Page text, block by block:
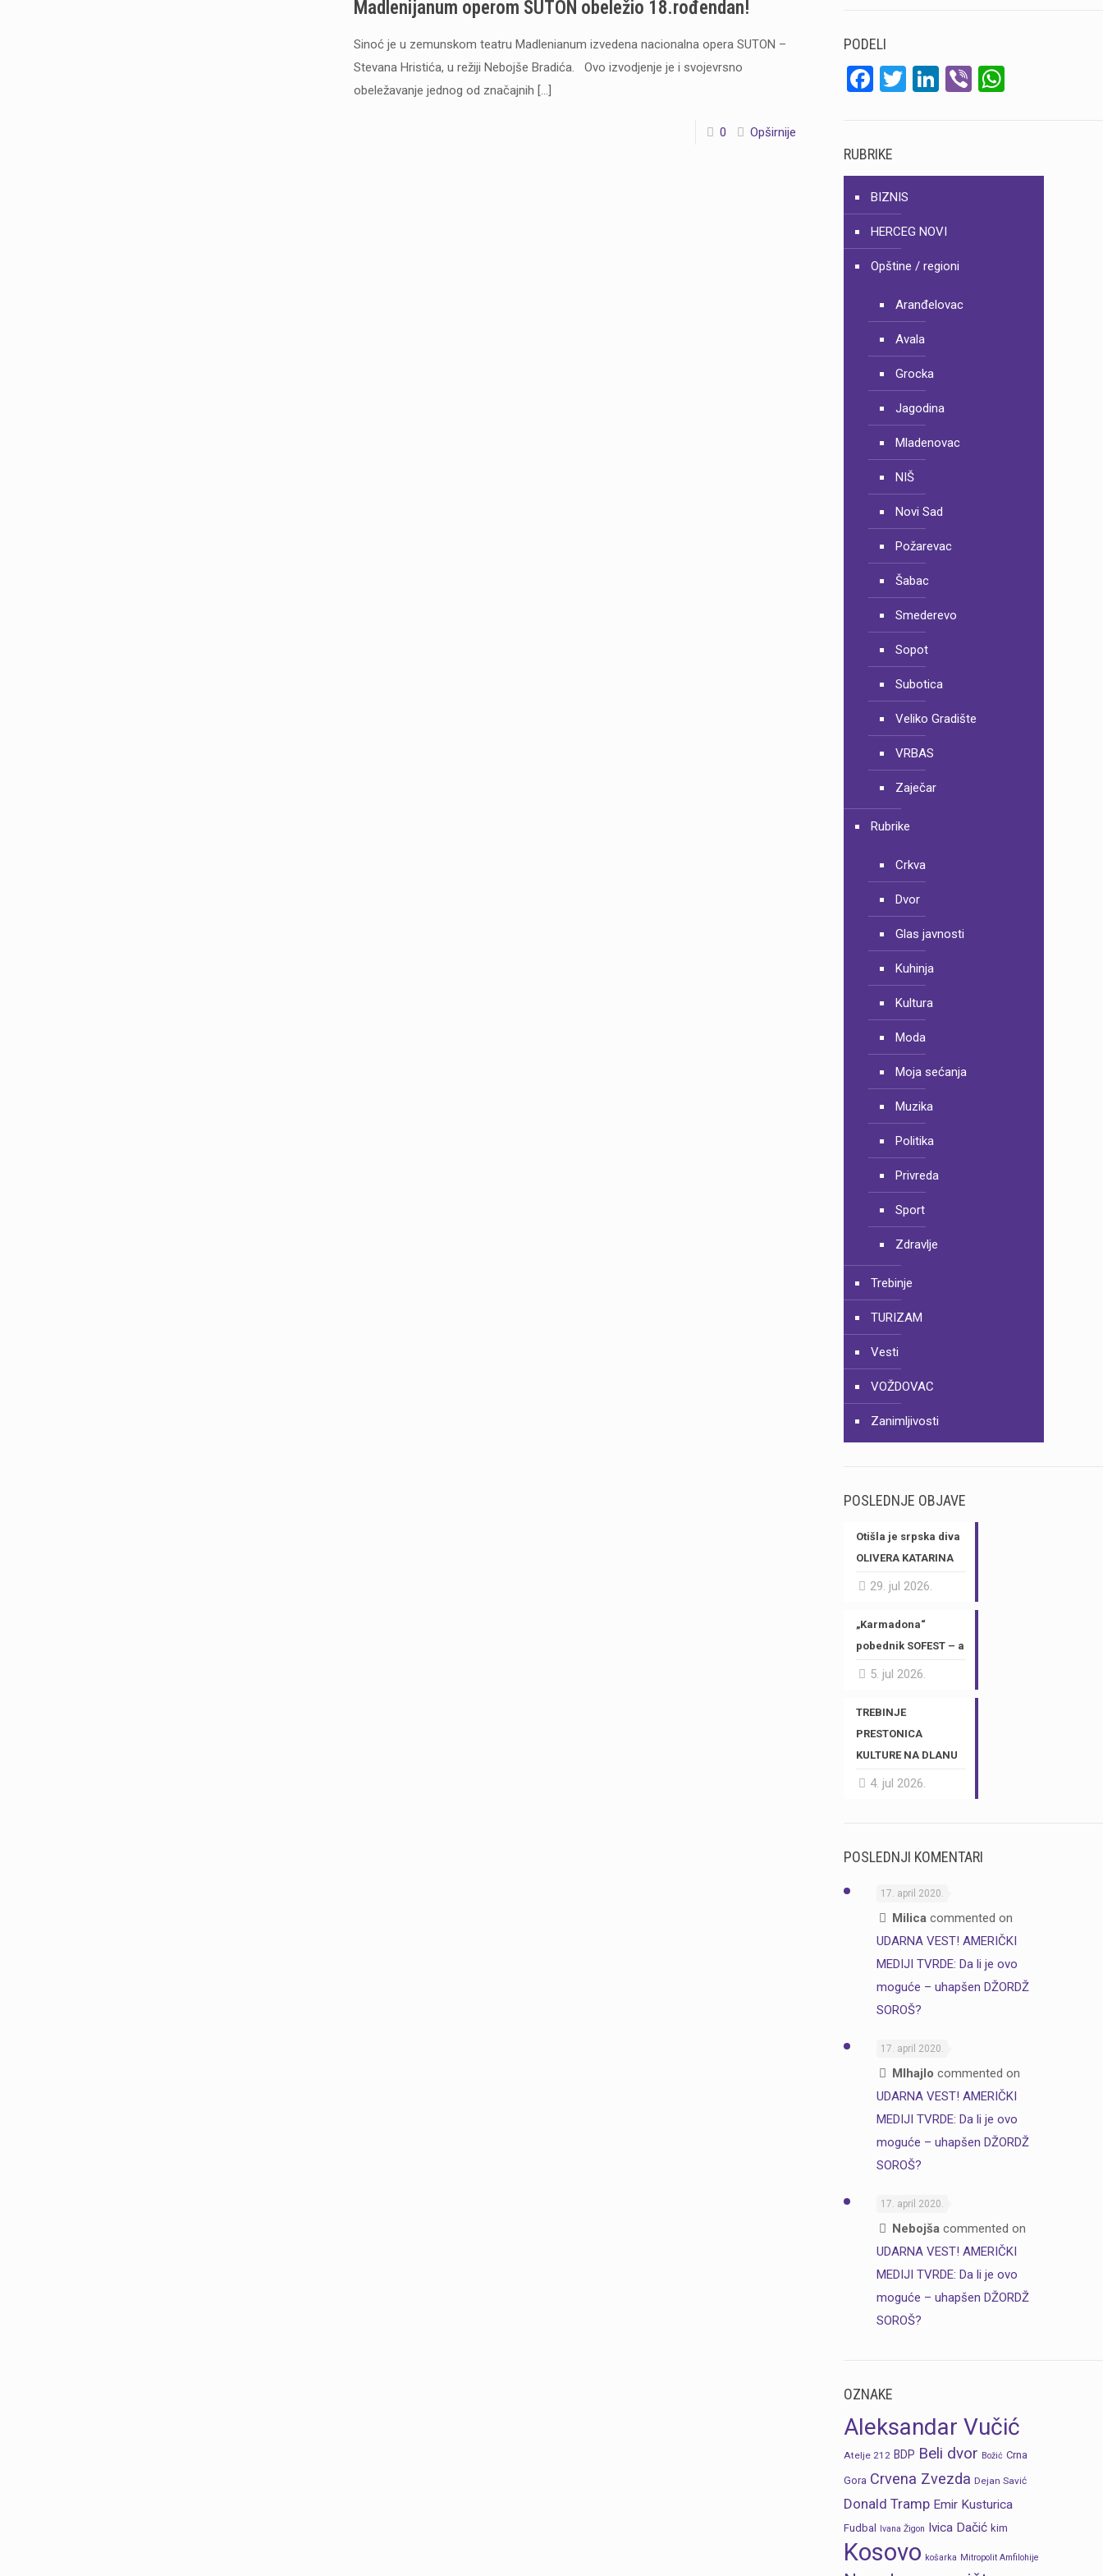
Madlenijanum operom SUTON obeležio 18.rođendan!
Sinoć je u zemunskom teatru Madlenianum izvedena nacionalna opera SUTON –
Stevana Hristića, u režiji Nebojše Bradića. Ovo izvodjenje je i svojevrsno
obeležavanje jednog od značajnih […]
0 Opširnije
PODELI
Facebook
Twitter
LinkedIn
Viber
RUBRIKE
BIZNIS
HERCEG NOVI
Opštine / regioni
Aranđelovac
Avala
Grocka
Jagodina
Mladenovac
NIŠ
Novi Sad
Požarevac
Šabac
Smederevo
Sopot
Subotica
Veliko Gradište
VRBAS
Zaječar
Rubrike
Crkva
Dvor
Glas javnosti
Kuhinja
Kultura
Moda
Moja sećanja
Muzika
Politika
Privreda
Sport
Zdravlje
Trebinje
TURIZAM
Vesti
VOŽDOVAC
Zanimljivosti
POSLEDNJE OBJAVE
Otišla je srpska diva
OLIVERA KATARINA
29. jul 2026.
„Karmadona“
pobednik SOFEST – a
5. jul 2026.
TREBINJE
PRESTONICA
KULTURE NA DLANU
4. jul 2026.
POSLEDNJI KOMENTARI
17. april 2020.
Milicacommented on
UDARNA VEST! AMERIČKI
MEDIJI TVRDE: Da li je ovo
moguće – uhapšen DŽORDŽ
SOROŠ?
17. april 2020.
MIhajlo commented on
UDARNA VEST! AMERIČKI
MEDIJI TVRDE: Da li je ovo
moguće – uhapšen DŽORDŽ
SOROŠ?
17. april 2020.
Nebojšacommented on
UDARNA VEST! AMERIČKI
MEDIJI TVRDE: Da li je ovo
moguće – uhapšen DŽORDŽ
SOROŠ?
OZNAKE
Aleksandar Vučić
Atelje 212 BDP Beli dvor Božić Crna
Gora Crvena Zvezda Dejan Savić
Donald Tramp Emir Kusturica
Fudbal Ivana Žigon Ivica Dačić kim
Kosovo košarka Mitropolit Amfilohije